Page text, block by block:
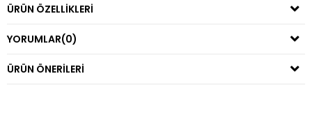
ÜRÜN ÖZELLIKLERI
YORUMLAR(0)
ÜRÜN ÖNERILERI